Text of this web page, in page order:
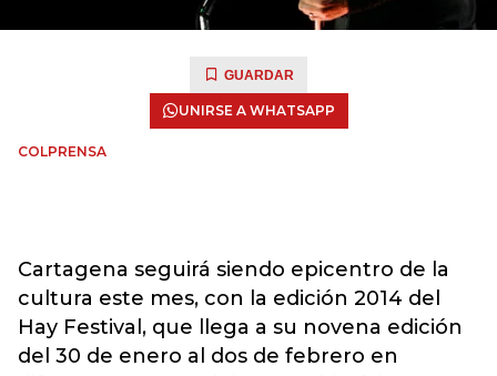
GUARDAR
UNIRSE A WHATSAPP
COLPRENSA
Cartagena seguirá siendo epicentro de la
cultura este mes, con la edición 2014 del
Hay Festival, que llega a su novena edición
del 30 de enero al dos de febrero en